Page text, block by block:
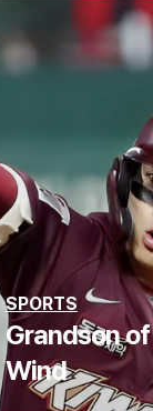
SPORTS
Grandson
Wind